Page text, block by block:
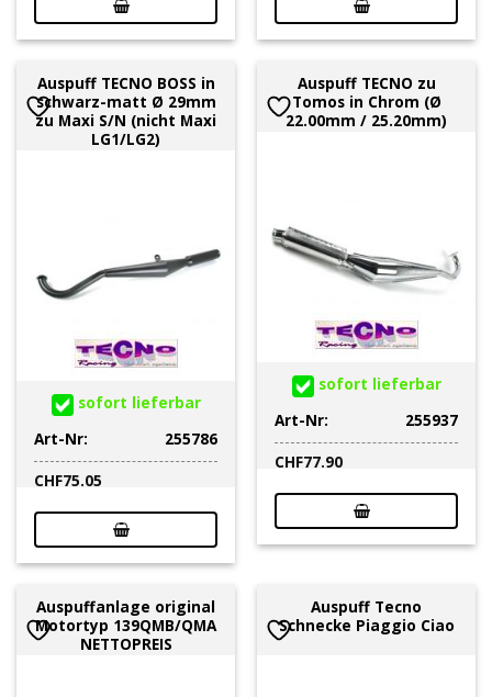
Auspuff TECNO BOSS in
schwarz-matt Ø 29mm
zu Maxi S/N (nicht Maxi
LG1/LG2)
sofort lieferbar
Art-Nr:
255786
CHF75.05
Auspuff TECNO zu
Tomos in Chrom (Ø
22.00mm / 25.20mm)
sofort lieferbar
Art-Nr:
255937
CHF77.90
Auspuffanlage original
Motortyp 139QMB/QMA
NETTOPREIS
Auspuff Tecno
Schnecke Piaggio Ciao